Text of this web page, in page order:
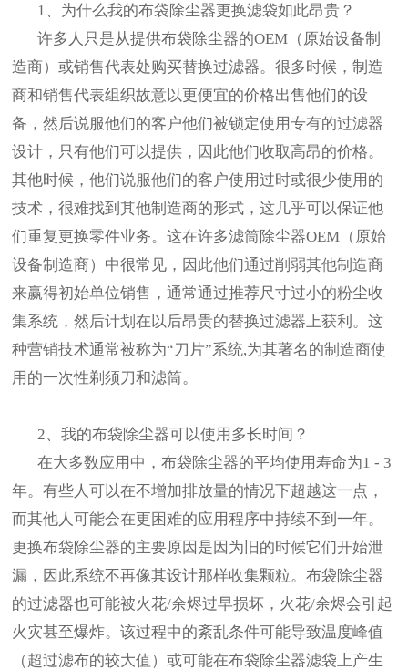
1、为什么我的布袋除尘器更换滤袋如此昂贵？
许多人只是从提供布袋除尘器的OEM（原始设备制
造商）或销售代表处购买替换过滤器。很多时候，制造
商和销售代表组织故意以更便宜的价格出售他们的设
备，然后说服他们的客户他们被锁定使用专有的过滤器
设计，只有他们可以提供，因此他们收取高昂的价格。
其他时候，他们说服他们的客户使用过时或很少使用的
技术，很难找到其他制造商的形式，这几乎可以保证他
们重复更换零件业务。这在许多滤筒除尘器OEM（原始
设备制造商）中很常见，因此他们通过削弱其他制造商
来赢得初始单位销售，通常通过推荐尺寸过小的粉尘收
集系统，然后计划在以后昂贵的替换过滤器上获利。这
种营销技术通常被称为“刀片”系统,为其著名的制造商使
用的一次性剃须刀和滤筒。
2、我的布袋除尘器可以使用多长时间？
在大多数应用中，布袋除尘器的平均使用寿命为1 - 3
年。有些人可以在不增加排放量的情况下超越这一点，
而其他人可能会在更困难的应用程序中持续不到一年。
更换布袋除尘器的主要原因是因为旧的时候它们开始泄
漏，因此系统不再像其设计那样收集颗粒。布袋除尘器
的过滤器也可能被火花/余烬过早损坏，火花/余烬会引起
火灾甚至爆炸。该过程中的紊乱条件可能导致温度峰值
（超过滤布的较大值）或可能在布袋除尘器滤袋上产生